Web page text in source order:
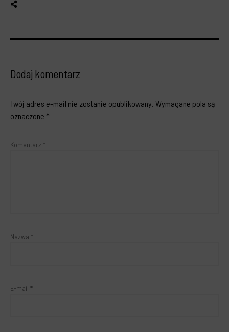
Dodaj komentarz
Twój adres e-mail nie zostanie opublikowany. Wymagane pola są
oznaczone *
Komentarz *
Nazwa *
E-mail *